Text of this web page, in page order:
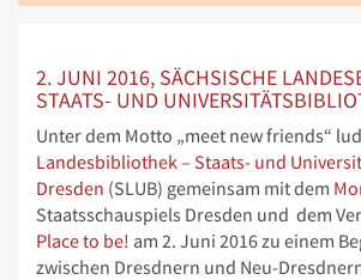
2. JUNI 2016, SÄCHSISCHE
STAATS- UND
Unter dem Motto „meet new friends“
Landesbibliothek – Staats- und
Dresden (SLUB) gemeinsam mit dem
Staatsschauspiels Dresden und dem
Place to be! am 2. Juni 2016 zu einem
zwischen Dresdnern und Neu-